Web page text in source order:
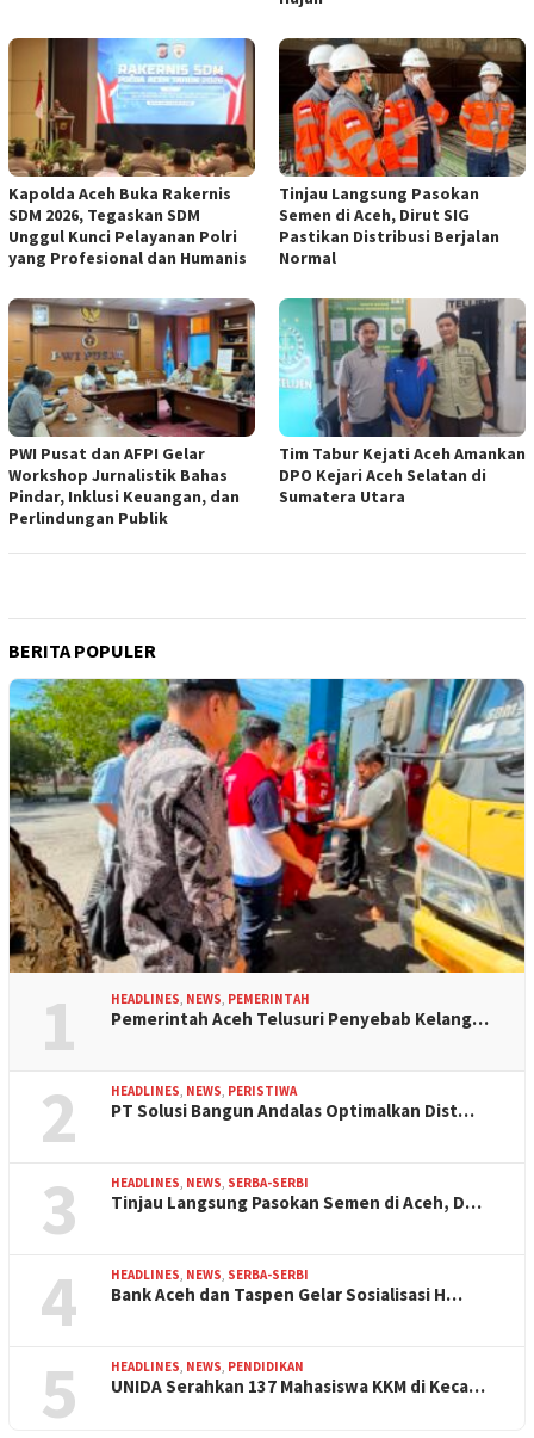
Kapolda Aceh Buka Rakernis
SDM 2026, Tegaskan SDM
Unggul Kunci Pelayanan Polri
yang Profesional dan Humanis
Tinjau Langsung Pasokan
Semen di Aceh, Dirut SIG
Pastikan Distribusi Berjalan
Normal
PWI Pusat dan AFPI Gelar
Workshop Jurnalistik Bahas
Pindar, Inklusi Keuangan, dan
Perlindungan Publik
Tim Tabur Kejati Aceh Amankan
DPO Kejari Aceh Selatan di
Sumatera Utara
BERITA POPULER
1 HEADLINES, NEWS, PEMERINTAH
Pemerintah Aceh Telusuri Penyebab Kelang…
2 HEADLINES, NEWS, PERISTIWA
PT Solusi Bangun Andalas Optimalkan Dist…
3 HEADLINES, NEWS, SERBA-SERBI
Tinjau Langsung Pasokan Semen di Aceh, D…
4 HEADLINES, NEWS, SERBA-SERBI
Bank Aceh dan Taspen Gelar Sosialisasi H…
5 HEADLINES, NEWS, PENDIDIKAN
UNIDA Serahkan 137 Mahasiswa KKM di Keca…